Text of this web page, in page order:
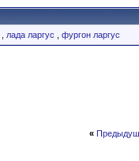
лада ларгус фургон ларгус
«